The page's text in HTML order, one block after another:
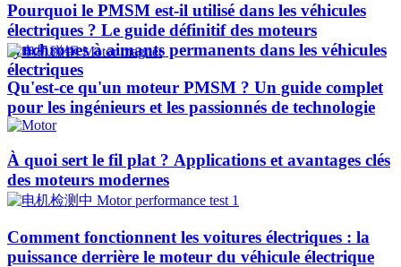
Pourquoi le PMSM est-il utilisé dans les véhicules
électriques ? Le guide définitif des moteurs
synchrones à aimants permanents dans les véhicules
électriques
Qu'est-ce qu'un moteur PMSM ? Un guide complet
pour les ingénieurs et les passionnés de technologie
À quoi sert le fil plat ? Applications et avantages clés
des moteurs modernes
Comment fonctionnent les voitures électriques : la
puissance derrière le moteur du véhicule électrique